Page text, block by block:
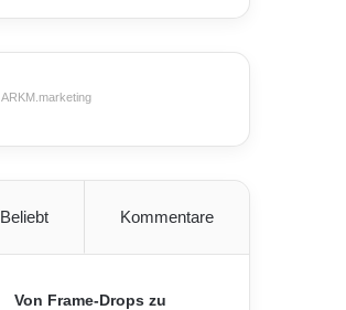
ARKM.marketing
Beliebt Kommentare
Von Frame-Drops zu